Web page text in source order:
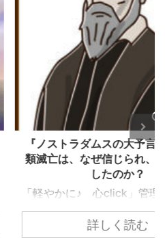
2022/5/2
の大予言』にある人
じられ、エンタメ化
のか？
」管理人、小池
子供の頃にあった
大予言』につい
怒り
「軽
義孝
いて
なエ